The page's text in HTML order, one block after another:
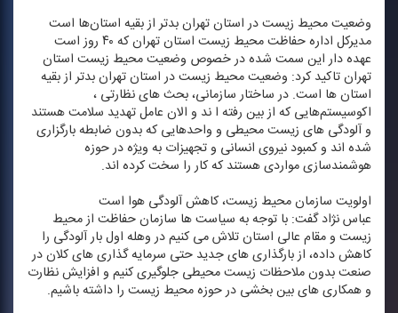
وضعیت محیط زیست در استان تهران بدتر از بقیه استان‌ها است
مدیركل اداره حفاظت محیط زیست استان تهران كه ۴۰ روز است
عهده دار این سمت شده در خصوص وضعیت محیط زیست استان
تهران تاكید كرد: وضعیت محیط زیست در استان تهران بدتر از بقیه
استان ها است. در ساختار سازمانی، بحث های نظارتی ،
اكوسیستم‌هایی كه از بین رفته ا ند و الان عامل تهدید سلامت هستند
و آلودگی های زیست محیطی و واحدهایی كه بدون ضابطه بارگزاری
شده اند و كمبود نیروی انسانی و تجهیزات به ویژه در حوزه
هوشمندسازی مواردی هستند كه كار را سخت كرده اند.
اولویت سازمان محیط زیست، كاهش آلودگی هوا است
عباس نژاد گفت: با توجه به سیاست ها سازمان حفاظت از محیط
زیست و مقام عالی استان تلاش می كنیم در وهله اول بار آلودگی را
كاهش داده، از بارگذاری های جدید حتی سرمایه گذاری های كلان در
صنعت بدون ملاحظات زیست محیطی جلوگیری كنیم و افزایش نظارت
و همكاری های بین بخشی در حوزه محیط زیست را داشته باشیم.